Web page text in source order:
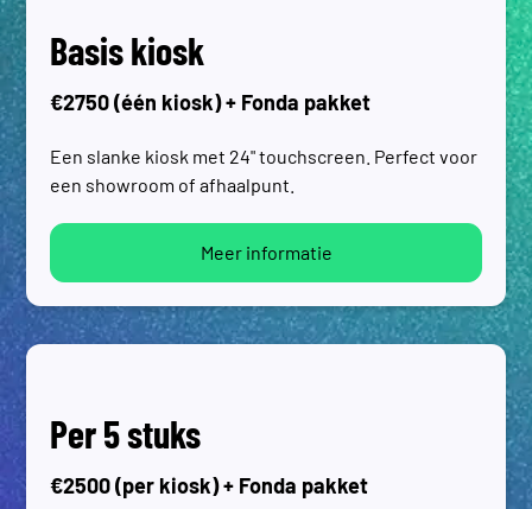
Basis kiosk
€2750 (één kiosk) + Fonda pakket
Een slanke kiosk met 24" touchscreen. Perfect voor
een showroom of afhaalpunt.
Meer informatie
Per 5 stuks
€2500 (per kiosk) + Fonda pakket